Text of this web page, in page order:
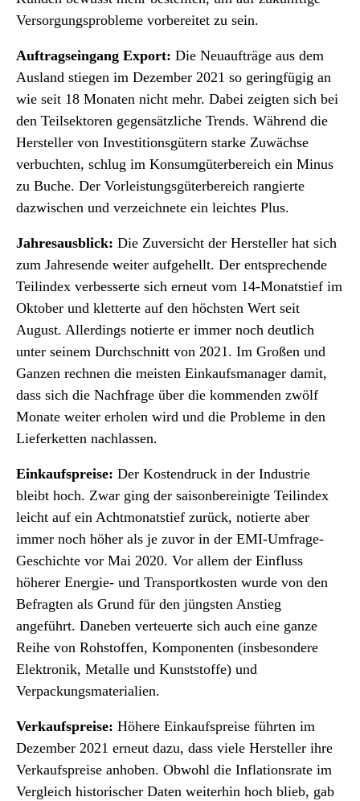
Versorgungsprobleme vorbereitet zu sein.
Auftragseingang Export: Die Neuaufträge aus dem
Ausland stiegen im Dezember 2021 so geringfügig an
wie seit 18 Monaten nicht mehr. Dabei zeigten sich bei
den Teilsektoren gegensätzliche Trends. Während die
Hersteller von Investitionsgütern starke Zuwächse
verbuchten, schlug im Konsumgüterbereich ein Minus
zu Buche. Der Vorleistungsgüterbereich rangierte
dazwischen und verzeichnete ein leichtes Plus.
Jahresausblick: Die Zuversicht der Hersteller hat sich
zum Jahresende weiter aufgehellt. Der entsprechende
Teilindex verbesserte sich erneut vom 14-Monatstief im
Oktober und kletterte auf den höchsten Wert seit
August. Allerdings notierte er immer noch deutlich
unter seinem Durchschnitt von 2021. Im Großen und
Ganzen rechnen die meisten Einkaufsmanager damit,
dass sich die Nachfrage über die kommenden zwölf
Monate weiter erholen wird und die Probleme in den
Lieferketten nachlassen.
Einkaufspreise: Der Kostendruck in der Industrie
bleibt hoch. Zwar ging der saisonbereinigte Teilindex
leicht auf ein Achtmonatstief zurück, notierte aber
immer noch höher als je zuvor in der EMI-Umfrage-
Geschichte vor Mai 2020. Vor allem der Einfluss
höherer Energie- und Transportkosten wurde von den
Befragten als Grund für den jüngsten Anstieg
angeführt. Daneben verteuerte sich auch eine ganze
Reihe von Rohstoffen, Komponenten (insbesondere
Elektronik, Metalle und Kunststoffe) und
Verpackungsmaterialien.
Verkaufspreise: Höhere Einkaufspreise führten im
Dezember 2021 erneut dazu, dass viele Hersteller ihre
Verkaufspreise anhoben. Obwohl die Inflationsrate im
Vergleich historischer Daten weiterhin hoch blieb, gab